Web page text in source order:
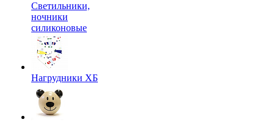
Светильники,
ночники
силиконовые
Нагрудники ХБ